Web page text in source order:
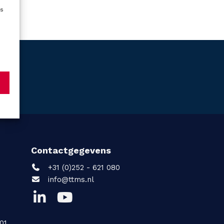
Contactgegevens
+31 (0)252 - 621 080
info@ttms.nl